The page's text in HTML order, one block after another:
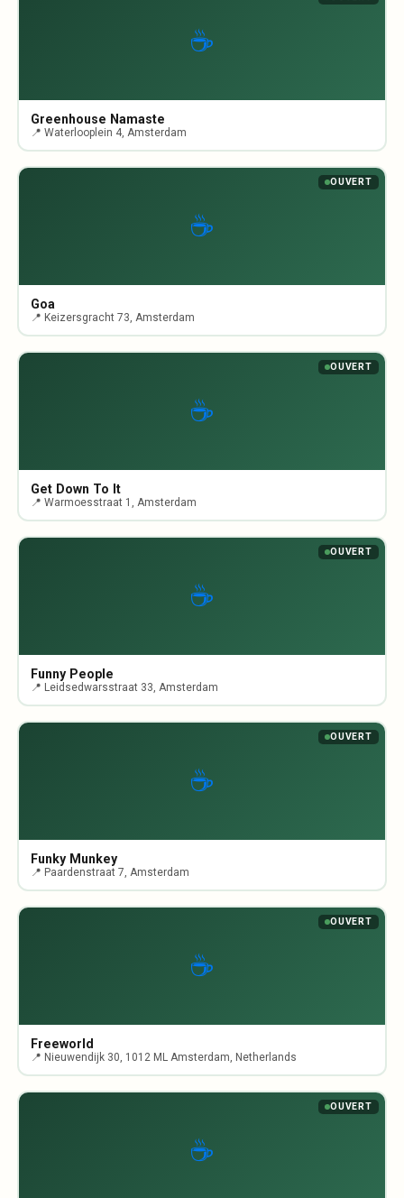
☕
Greenhouse Namaste
📍 Waterlooplein 4, Amsterdam
☕
OUVERT
Goa
📍 Keizersgracht 73, Amsterdam
☕
OUVERT
Get Down To It
📍 Warmoesstraat 1, Amsterdam
☕
OUVERT
Funny People
📍 Leidsedwarsstraat 33, Amsterdam
☕
OUVERT
Funky Munkey
📍 Paardenstraat 7, Amsterdam
☕
OUVERT
Freeworld
📍 Nieuwendijk 30, 1012 ML Amsterdam, Netherlands
☕
OUVERT